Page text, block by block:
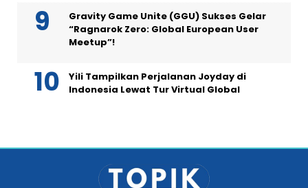
Gravity Game Unite (GGU) Sukses Gelar
“Ragnarok Zero: Global European User
Meetup”!
Yili Tampilkan Perjalanan Joyday di
Indonesia Lewat Tur Virtual Global